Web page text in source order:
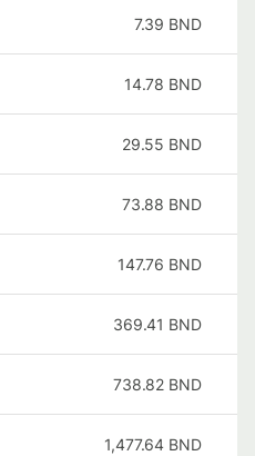
7.39 BND
14.78 BND
29.55 BND
73.88 BND
147.76 BND
369.41 BND
738.82 BND
1,477.64 BND